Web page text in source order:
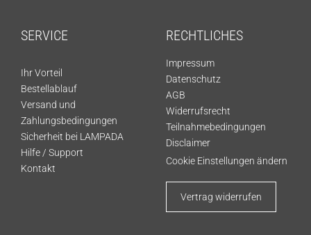
SERVICE
Ihr Vorteil
Bestellablauf
Versand und
Zahlungsbedingungen
Sicherheit bei LAMPADA
Hilfe / Support
Kontakt
RECHTLICHES
Impressum
Datenschutz
AGB
Widerrufsrecht
Teilnahmebedingungen
Disclaimer
Cookie Einstellungen ändern
Vertrag widerrufen